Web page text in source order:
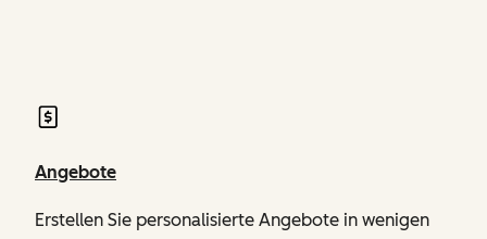
Angebote
Erstellen Sie personalisierte Angebote in wenigen